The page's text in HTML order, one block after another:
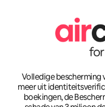
Volledige bescherming
meer uit
boekingen, de